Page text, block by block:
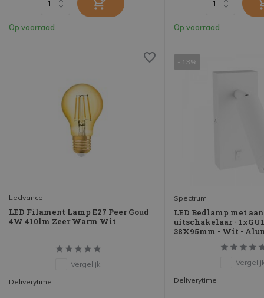
Op voorraad Op voorraad
Ledvance
LED Filament Lamp E27 Peer Goud
4W 410lm Zeer Warm Wit
Vergelijk
Deliverytime
- 13%
Spectrum
LED Bedlamp met
uitschakelaar -
38X95mm - Wit -
Deliverytime